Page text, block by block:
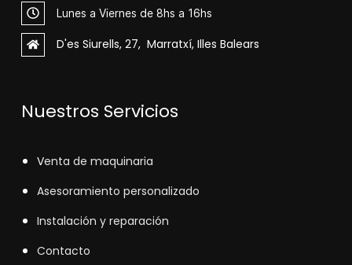
Lunes a Viernes de 8hs a 16hs
D'es Siurells, 27, Marratxí, Illes Balears
Nuestros Servicios
Venta de maquinaria
Asesoramiento personalizado
Instalación y reparación
Contacto